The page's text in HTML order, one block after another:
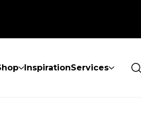
InspirationServices